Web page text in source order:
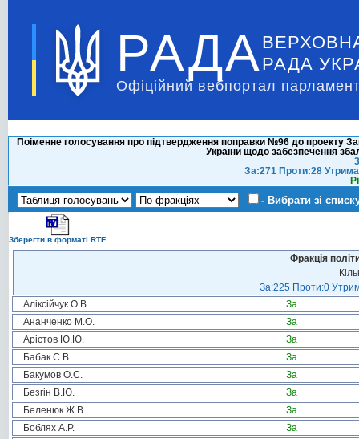
РАДА РАДА
Офіційний вебпортал
Поіменне голосування про підтвердження поправки №96 до проекту
України щодо забезпечення
За:271 Проти:28
- Вибрати зі
Зберегти в форматі RTF
Фракція
За:225 Проти:0
Аліксійчук О.В.
За
Ананченко М.О.
За
Арістов Ю.Ю.
За
Бабак С.В.
За
Бакумов О.С.
За
Безгін В.Ю.
За
Беленюк Ж.В.
За
Боблях А.Р.
За